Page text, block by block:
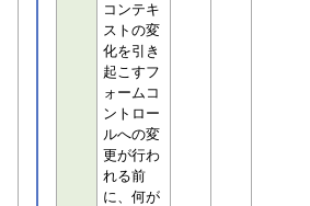
コンテキ
ストの変
化を引き
起こすフ
ォームコ
ントロー
ルへの変
更が行わ
れる前
に、何が